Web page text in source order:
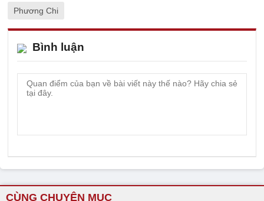
Phương Chi
Bình luận
CÙNG CHUYÊN MỤC